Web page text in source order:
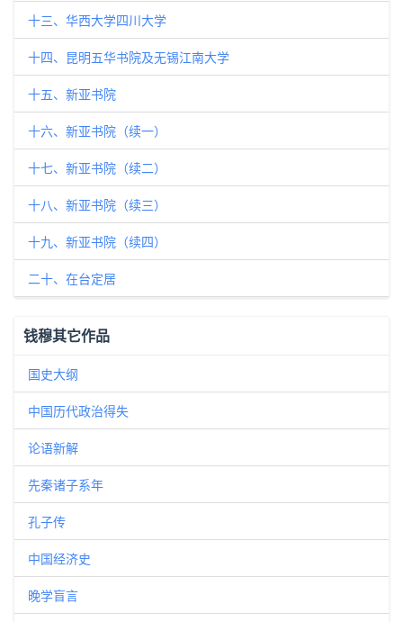
十三、华西大学四川大学
十四、昆明五华书院及无锡江南大学
十五、新亚书院
十六、新亚书院（续一）
十七、新亚书院（续二）
十八、新亚书院（续三）
十九、新亚书院（续四）
二十、在台定居
钱穆其它作品
国史大纲
中国历代政治得失
论语新解
先秦诸子系年
孔子传
中国经济史
晚学盲言